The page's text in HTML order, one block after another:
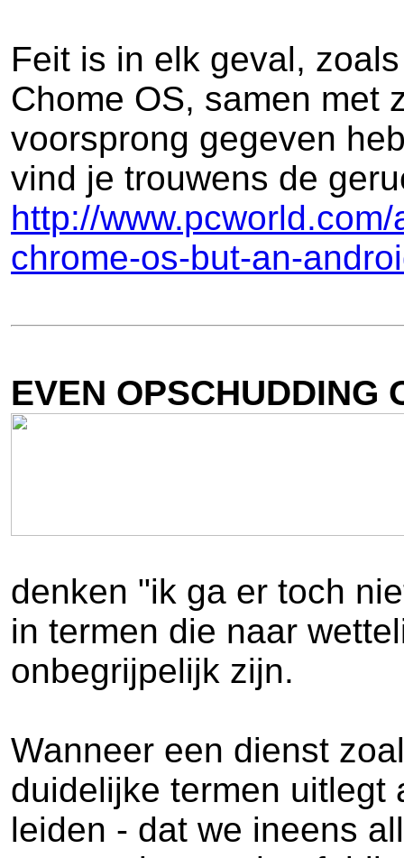
Feit is in elk geval,
Chome OS, samen met
voorsprong gegeven
vind je trouwens de
http://
chrome-os-but-an-
EVEN OPSCHUDDING
denken "ik ga er toch
in termen die naar
onbegrijpelijk zijn.
Wanneer een dienst
duidelijke termen uitlegt
leiden - dat we ineens